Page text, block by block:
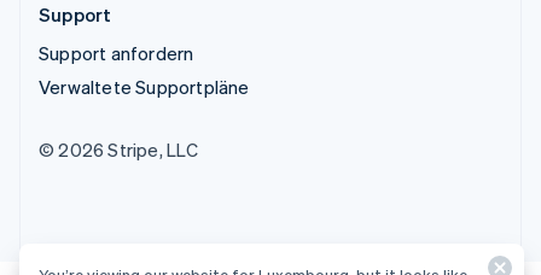
Support
Support anfordern
Verwaltete Supportpläne
© 2026 Stripe, LLC